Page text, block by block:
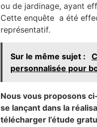
ou de jardinage, ayant
Cette enquête a été
représentatif.
Sur le même sujet :
personnalisée pour
Nous vous proposons
se lançant dans la
télécharger l’étude